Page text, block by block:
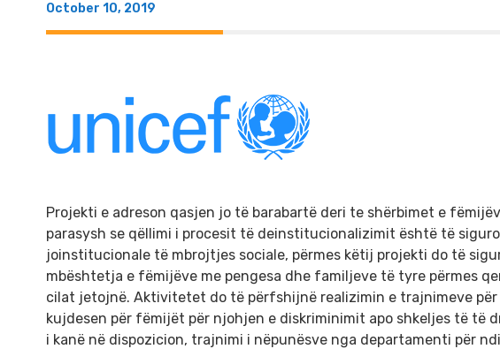
October 10, 2019
Projekti e adreson qasjen jo të barabartë deri te shërbimet e
parasysh se qëllimi i procesit të deinstitucionalizimit është të
joinstitucionale të mbrojtjes sociale, përmes këtij projekti do të
mbështetja e fëmijëve me pengesa dhe familjeve të tyre përmes
cilat jetojnë. Aktivitetet do të përfshijnë realizimin e trajnimeve
kujdesen për fëmijët për njohjen e diskriminimit apo shkeljes të të
i kanë në dispozicion, trajnimi i nëpunësve nga departamenti për